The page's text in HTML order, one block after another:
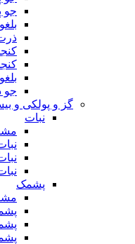
جو
جو
گز و پولکی و
نبات
پشمک